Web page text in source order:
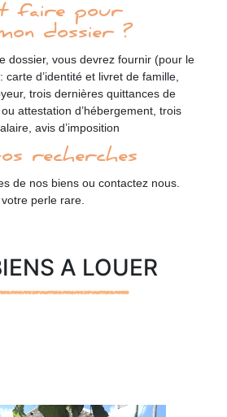
faire pour
dossier ?
dossier, vous devrez fournir (pour le
d’identité et livret de famille,
trois dernières quittances de
attestation d’hébergement, trois
avis d’imposition
recherches
de nos biens ou contactez nous.
perle rare.
A LOUER